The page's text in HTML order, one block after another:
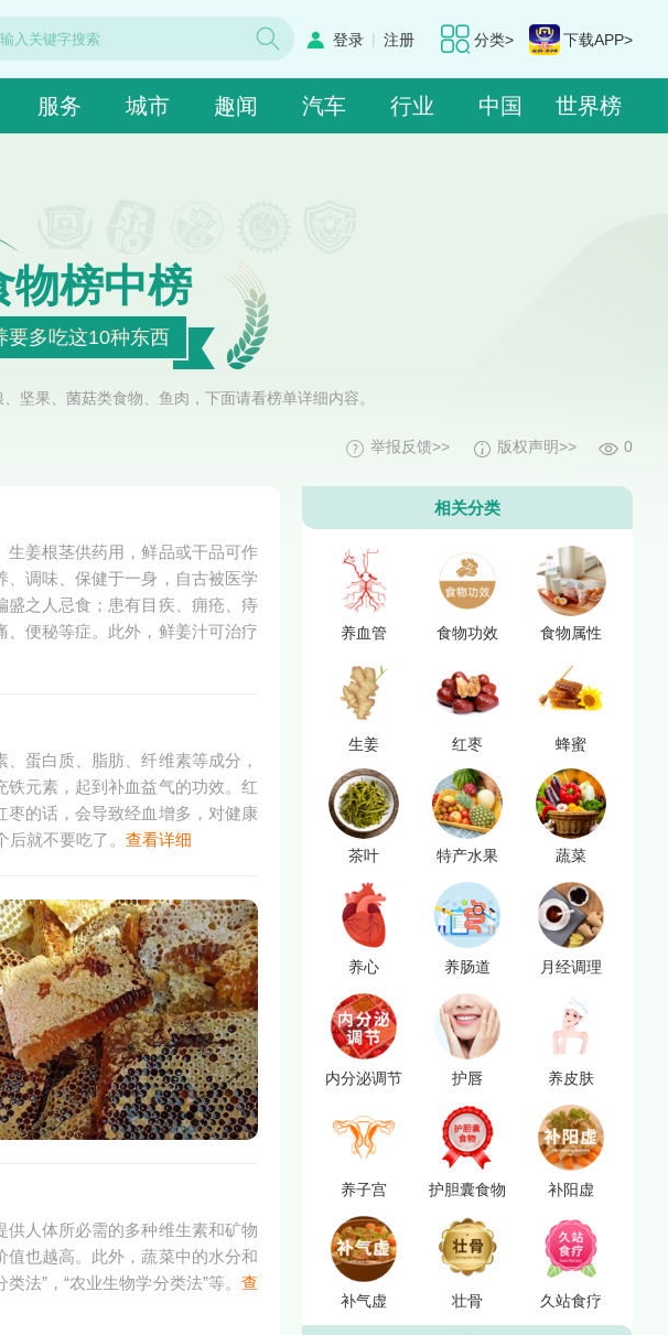
分类> 下载APP>
登录 | 注册
服务 城市 趣闻 汽车 行业 中国 世界榜
物榜中榜
要多吃这10种东西
坚果、菌菇类食物、鱼肉，下面请看榜单详细内容。
0
版权声明>>
举报反馈>>
姜根茎供药用，鲜品或干品可作
调味、保健于一身，自古被医学
之人忌食；患有目疾、痈疮、痔
便秘等症。此外，鲜姜汁可治疗
蛋白质、脂肪、纤维素等成分，
元素，起到补血益气的功效。红
的话，会导致经血增多，对健康
就不要吃了。 查看详细
人体所必需的多种维生素和矿物
也越高。此外，蔬菜中的水分和
法”，“农业生物学分类法”等。 查
相关分类
养血管 食物功效 食物属性
生姜 红枣 蜂蜜
茶叶 特产水果 蔬菜
养心 养肠道 月经调理
内分泌调节 护唇 养皮肤
养子宫 护胆囊食物 补阳虚
补气虚 壮骨 久站食疗